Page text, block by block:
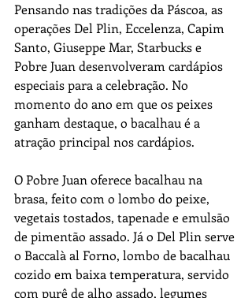
Pensando nas tradições da Páscoa, as
operações Del Plin, Eccelenza, Capim
Santo, Giuseppe Mar, Starbucks e
Pobre Juan desenvolveram cardápios
especiais para a celebração. No
momento do ano em que os peixes
ganham destaque, o bacalhau é a
atração principal nos cardápios.
O Pobre Juan oferece bacalhau na
brasa, feito com o lombo do peixe,
vegetais tostados, tapenade e emulsão
de pimentão assado. Já o Del Plin serve
o Baccalà al Forno, lombo de bacalhau
cozido em baixa temperatura, servido
com purê de alho assado, legumes